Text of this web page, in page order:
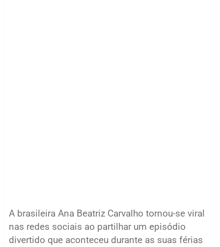
A brasileira Ana Beatriz Carvalho tornou-se viral
nas redes sociais ao partilhar um episódio
divertido que aconteceu durante as suas férias